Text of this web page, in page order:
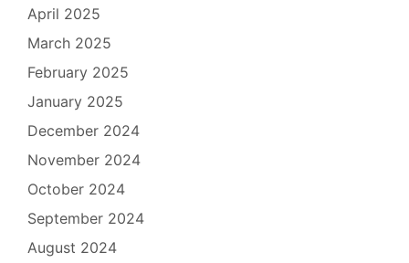
April 2025
March 2025
February 2025
January 2025
December 2024
November 2024
October 2024
September 2024
August 2024